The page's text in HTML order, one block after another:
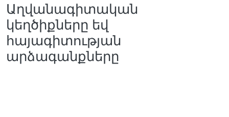
Աղվանագիտական
կեղծիքները եվ
հայագիտության
արձագանքները